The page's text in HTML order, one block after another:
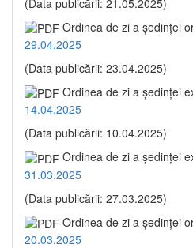
Ordinea de zi a şedinţei
29.04.2025
(Data publicării: 23.04.2025)
Ordinea de zi a şedinţei
14.04.2025
(Data publicării: 10.04.2025)
Ordinea de zi a şedinţei
31.03.2025
(Data publicării: 27.03.2025)
Ordinea de zi a şedinţei
20.03.2025